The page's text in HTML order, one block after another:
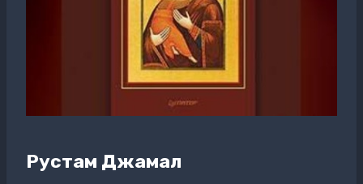
Рустам Джамал